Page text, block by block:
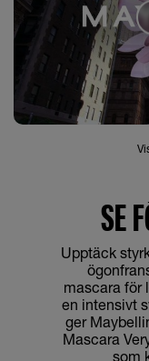
SE
Upptäck
mascara för
en intensivt
ger
Mascara
som